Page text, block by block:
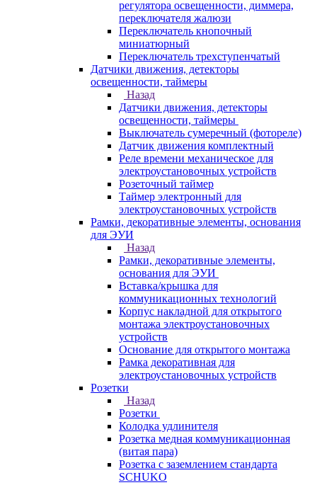
регулятора освещенности, диммера,
переключателя жалюзи
Переключатель кнопочный
миниатюрный
Переключатель трехступенчатый
Датчики движения, детекторы
освещенности, таймеры
Назад
Датчики движения, детекторы
освещенности, таймеры
Выключатель сумеречный (фотореле)
Датчик движения комплектный
Реле времени механическое для
электроустановочных устройств
Розеточный таймер
Таймер электронный для
электроустановочных устройств
Рамки, декоративные элементы, основания
для ЭУИ
Назад
Рамки, декоративные элементы,
основания для ЭУИ
Вставка/крышка для
коммуникационных технологий
Корпус накладной для открытого
монтажа электроустановочных
устройств
Основание для открытого монтажа
Рамка декоративная для
электроустановочных устройств
Розетки
Назад
Розетки
Колодка удлинителя
Розетка медная коммуникационная
(витая пара)
Розетка с заземлением стандарта
SCHUKO